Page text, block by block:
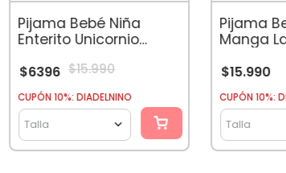
Pijama Bebé Niña
Enterito Unicornio
$6396 $15.990
CUPÓN 10%: DIADELNINO
Talla
Pijama
Manga
$15.990
CUPÓN 10%:
Talla